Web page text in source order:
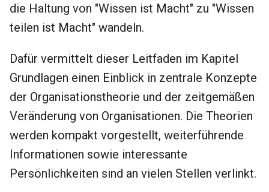
s
i
t
die Haltung von "Wissen ist Macht" zu "Wissen
teilen ist Macht" wandeln.
Dafür vermittelt dieser Leitfaden im Kapitel
Grundlagen einen Einblick in zentrale Konzepte
der Organisationstheorie und der zeitgemäßen
Veränderung von Organisationen. Die Theorien
werden kompakt vorgestellt, weiterführende
Informationen sowie interessante
Persönlichkeiten sind an vielen Stellen verlinkt.